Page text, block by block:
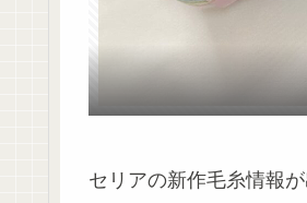
セリアの新作毛糸情報